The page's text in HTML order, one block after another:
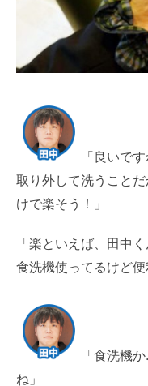
「良いで
取り外して洗うこと
けで楽そう！」
「楽といえば、田中
食洗機使ってるけど便
「食洗機
ね」